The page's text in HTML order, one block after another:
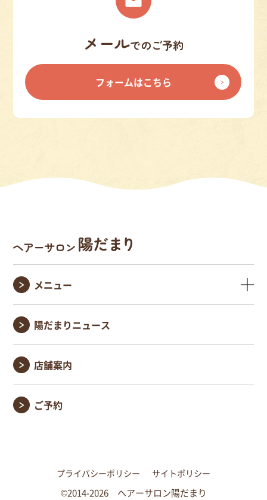
メールでのご予約
フォームはこちら
メニュー
陽だまりニュース
店舗案内
ご予約
プライバシーポリシー サイトポリシー
©2014-2026 ヘアーサロン陽だまり